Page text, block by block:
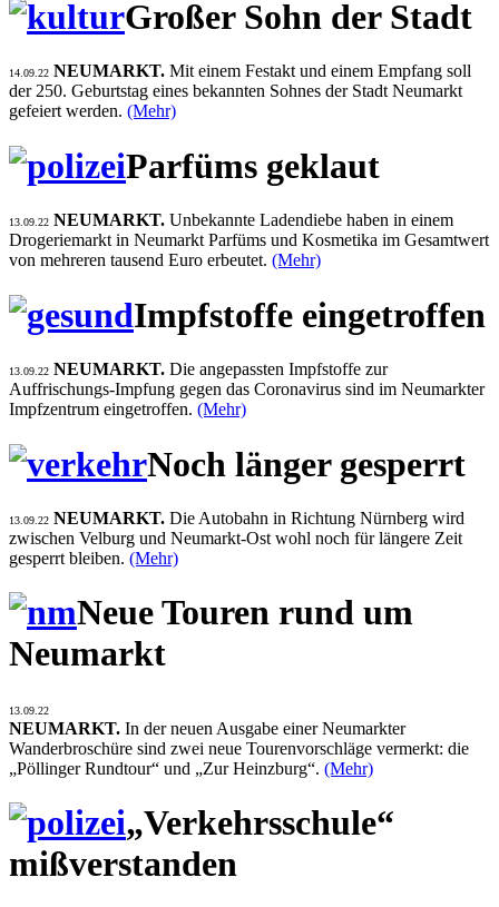
Großer Sohn der Stadt
14.09.22 NEUMARKT. Mit einem Festakt und einem Empfang soll
der 250. Geburtstag eines bekannten Sohnes der Stadt Neumarkt
gefeiert werden. (Mehr)
Parfüms geklaut
13.09.22 NEUMARKT. Unbekannte Ladendiebe haben in einem
Drogeriemarkt in Neumarkt Parfüms und Kosmetika im Gesamtwert
von mehreren tausend Euro erbeutet. (Mehr)
Impfstoffe eingetroffen
13.09.22 NEUMARKT. Die angepassten Impfstoffe zur
Auffrischungs-Impfung gegen das Coronavirus sind im Neumarkter
Impfzentrum eingetroffen. (Mehr)
Noch länger gesperrt
13.09.22 NEUMARKT. Die Autobahn in Richtung Nürnberg wird
zwischen Velburg und Neumarkt-Ost wohl noch für längere Zeit
gesperrt bleiben. (Mehr)
Neue Touren rund um
Neumarkt
13.09.22
NEUMARKT. In der neuen Ausgabe einer Neumarkter
Wanderbroschüre sind zwei neue Tourenvorschläge vermerkt: die
„Pöllinger Rundtour“ und „Zur Heinzburg“. (Mehr)
„Verkehrsschule“
mißverstanden